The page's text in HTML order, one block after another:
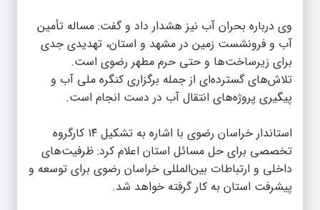
وی درباره بحران آب نیز هشدار داد و گفت: مساله تأمین
آب و فرونشست زمین در مشهد و استان، تهدیدی جدی
برای زیرساخت‌ها و حتی حرم مطهر رضوی است.
تلاش‌های گسترده‌ای از جمله برگزاری کنگره ملی آب و
پیگیری پروژه‌های انتقال آب در دست انجام است.
استاندار خراسان رضوی با اشاره به تشکیل ۱۴ کارگروه
تخصصی برای حل مسائل استان اعلام کرد: ظرفیت‌های
داخلی و ارتباطات بین‌المللی خراسان رضوی برای توسعه و
پیشرفت استان به کار گرفته خواهد شد.